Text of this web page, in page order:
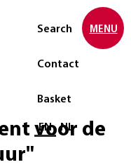
Search
Contact
Basket
Select language
EN NL
MENU
voor de